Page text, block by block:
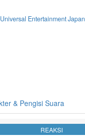
Entertainment Japan
& Pengisi Suara
REAKSI